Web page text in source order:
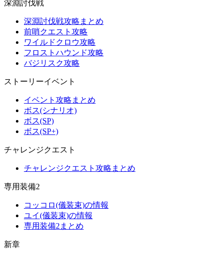
深淵討伐戦
深淵討伐戦攻略まとめ
前哨クエスト攻略
ワイルドクロウ攻略
フロストハウンド攻略
バジリスク攻略
ストーリーイベント
イベント攻略まとめ
ボス(シナリオ)
ボス(SP)
ボス(SP+)
チャレンジクエスト
チャレンジクエスト攻略まとめ
専用装備2
コッコロ(儀装束)の情報
ユイ(儀装束)の情報
専用装備2まとめ
新章